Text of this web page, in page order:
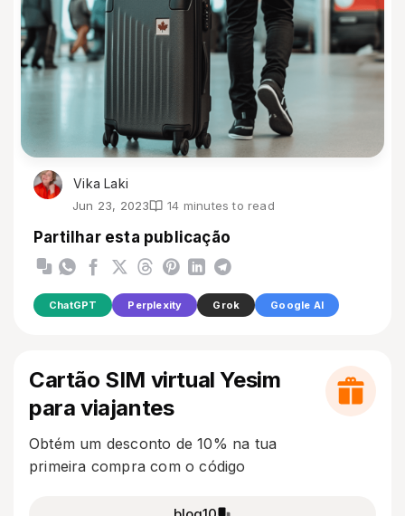
Vika Laki
Jun 23, 2023 14 minutes to read
Partilhar esta publicação
ChatGPT Perplexity Grok Google AI
Cartão SIM virtual Yesim
para viajantes
Obtém um desconto de 10% na tua
primeira compra com o código